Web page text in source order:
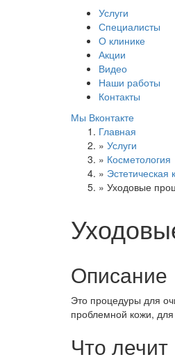
Услуги
Специалисты
О клинике
Акции
Видео
Наши работы
Контакты
Мы Вконтакте
Главная
» Услуги
» Косметология
» Эстетическая
» Уходовые
Описание
Это процедуры для
проблемной кожи,
Что лечит